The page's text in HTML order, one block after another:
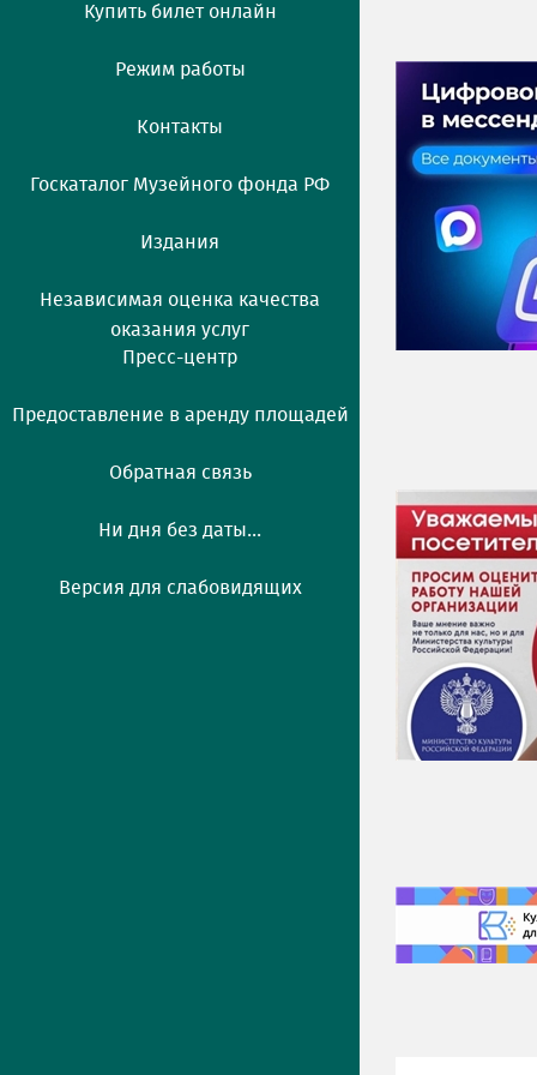
Купить билет онлайн
Режим работы
Контакты
Госкаталог Музейного фонда РФ
Издания
Независимая оценка качества
оказания услуг
Пресс-центр
Предоставление в аренду площадей
Обратная связь
Ни дня без даты...
Версия для слабовидящих